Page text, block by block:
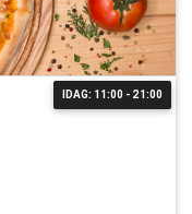
IDAG: 11:00 - 21:00